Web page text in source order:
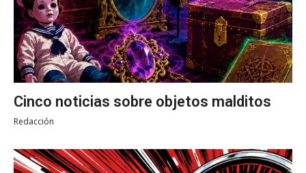
Cinco noticias sobre objetos malditos
Redacción